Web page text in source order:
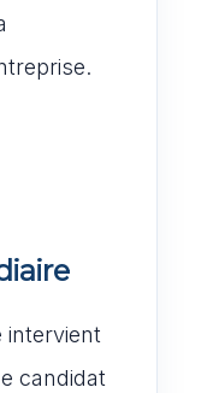
intervient
candidat